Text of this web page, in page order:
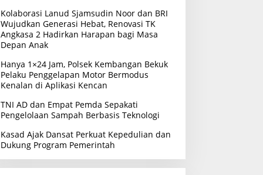
Kolaborasi Lanud Sjamsudin Noor dan BRI
Wujudkan Generasi Hebat, Renovasi TK
Angkasa 2 Hadirkan Harapan bagi Masa
Depan Anak
Hanya 1×24 Jam, Polsek Kembangan Bekuk
Pelaku Penggelapan Motor Bermodus
Kenalan di Aplikasi Kencan
TNI AD dan Empat Pemda Sepakati
Pengelolaan Sampah Berbasis Teknologi
Kasad Ajak Dansat Perkuat Kepedulian dan
Dukung Program Pemerintah